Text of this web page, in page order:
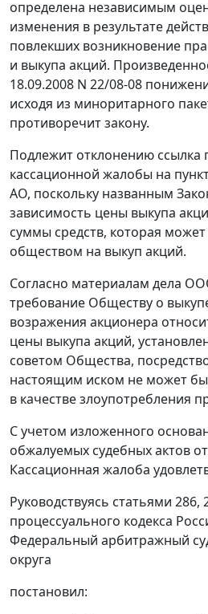
определена независимым
изменения в результате
повлекших возникновение
и выкупа акций.
18.09.2008 N 22/08-08
исходя из миноритарного
противоречит закону.
Подлежит отклонению ссылка
кассационной жалобы на
АО, поскольку названным
зависимость цены выкупа
суммы средств, которая
обществом на выкуп акций.
Согласно материалам дела
требование Обществу о
возражения акционера
цены выкупа акций,
советом Общества,
настоящим иском не может
в качестве злоупотребления
С учетом изложенного
обжалуемых судебных актов
Кассационная жалоба
Руководствуясь статьями
процессуального кодекса
Федеральный арбитражный
округа
постановил: